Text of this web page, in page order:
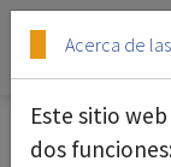
Skip to main
Skip to page
Quiénes
Acerca de
Este sitio
dos